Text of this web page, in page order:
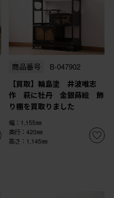
商品番号 B-047902
【買取】輪島塗 井波唯志
作 萩に牡丹 金銀蒔絵 飾
り棚を買取りました
幅：1,155㎜
奥行：420㎜
高さ：1,145㎜